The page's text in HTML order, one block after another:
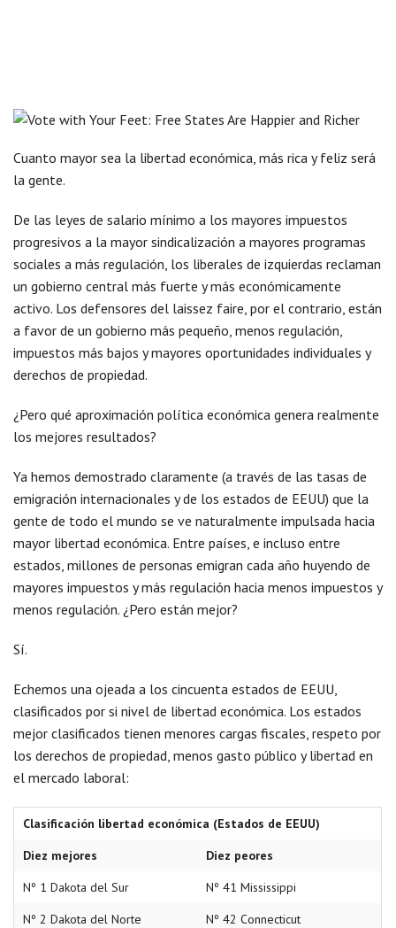
Cuanto mayor sea la libertad económica, más rica y feliz será
la gente.
De las leyes de salario mínimo a los mayores impuestos
progresivos a la mayor sindicalización a mayores programas
sociales a más regulación, los liberales de izquierdas reclaman
un gobierno central más fuerte y más económicamente
activo. Los defensores del laissez faire, por el contrario, están
a favor de un gobierno más pequeño, menos regulación,
impuestos más bajos y mayores oportunidades individuales y
derechos de propiedad.
¿Pero qué aproximación política económica genera realmente
los mejores resultados?
Ya hemos demostrado claramente (a través de las tasas de
emigración internacionales y de los estados de EEUU) que la
gente de todo el mundo se ve naturalmente impulsada hacia
mayor libertad económica. Entre países, e incluso entre
estados, millones de personas emigran cada año huyendo de
mayores impuestos y más regulación hacia menos impuestos y
menos regulación. ¿Pero están mejor?
Sí.
Echemos una ojeada a los cincuenta estados de EEUU,
clasificados por si nivel de libertad económica. Los estados
mejor clasificados tienen menores cargas fiscales, respeto por
los derechos de propiedad, menos gasto público y libertad en
el mercado laboral:
Clasificación libertad económica (Estados de EEUU)
Diez mejores
Diez peores
Nº 1 Dakota del Sur
Nº 41 Mississippi
Nº 2 Dakota del Norte
Nº 42 Connecticut